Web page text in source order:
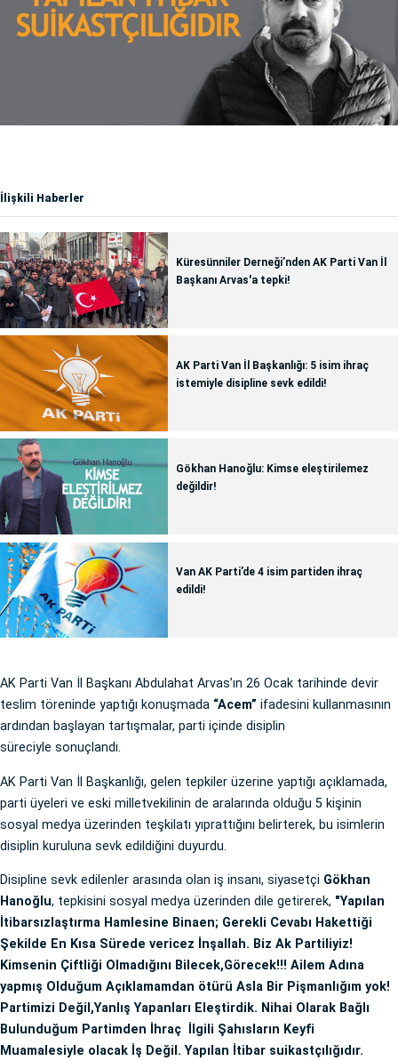
İlişkili Haberler
Küresünniler Derneği’nden AK Parti Van İl
Başkanı Arvas'a tepki!
AK Parti Van İl Başkanlığı: 5 isim ihraç
istemiyle disipline sevk edildi!
Gökhan Hanoğlu: Kimse eleştirilemez
değildir!
Van AK Parti’de 4 isim partiden ihraç
edildi!
AK Parti Van İl Başkanı Abdulahat Arvas’ın 26 Ocak tarihinde devir
teslim töreninde yaptığı konuşmada “Acem” ifadesini kullanmasının
ardından başlayan tartışmalar, parti içinde disiplin
süreciyle sonuçlandı.
AK Parti Van İl Başkanlığı, gelen tepkiler üzerine yaptığı açıklamada,
parti üyeleri ve eski milletvekilinin de aralarında olduğu 5 kişinin
sosyal medya üzerinden teşkilatı yıprattığını belirterek, bu isimlerin
disiplin kuruluna sevk edildiğini duyurdu.
Disipline sevk edilenler arasında olan iş insanı, siyasetçi Gökhan
Hanoğlu, tepkisini sosyal medya üzerinden dile getirerek, "Yapılan
İtibarsızlaştırma Hamlesine Binaen; Gerekli Cevabı Hakettiği
Şekilde En Kısa Sürede vericez İnşallah. Biz Ak Partiliyiz!
Kimsenin Çiftliği Olmadığını Bilecek,Görecek!!! Ailem Adına
yapmış Olduğum Açıklamamdan ötürü Asla Bir Pişmanlığım yok!
Partimizi Değil,Yanlış Yapanları Eleştirdik. Nihai Olarak Bağlı
Bulunduğum Partimden İhraç İlgili Şahısların Keyfi
Muamalesiyle olacak İş Değil. Yapılan İtibar suikastçılığıdır.